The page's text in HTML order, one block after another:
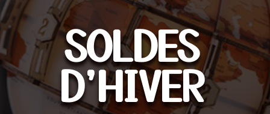
SOLDES
D'HIVER